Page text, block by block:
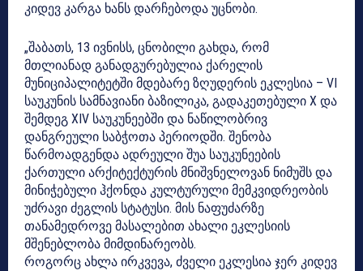
კიდევ კარგა ხანს დარჩებოდა უცნობი.
„შაბათს, 13 ივნისს, ცნობილი გახდა, რომ
მთლიანად განადგურებულია ქარელის
მუნიციპალიტეტში მდებარე ზღუდერის ეკლესია – VI
საუკუნის სამნავიანი ბაზილიკა, გადაკეთებული X და
შემდეგ XIV საუკუნეებში და ნაწილობრივ
დანგრეული საბჭოთა პერიოდში. შენობა
წარმოადგენდა ადრეული შუა საუკუნეების
ქართული არქიტექტურის მნიშვნელოვან ნიმუშს და
მინიჭებული ჰქონდა კულტურული მემკვიდრეობის
უძრავი ძეგლის სტატუსი. მის ნაფუძარზე
თანამედროვე მასალებით ახალი ეკლესიის
მშენებლობა მიმდინარეობს.
როგორც ახლა ირკვევა, ძველი ეკლესია ჯერ კიდევ